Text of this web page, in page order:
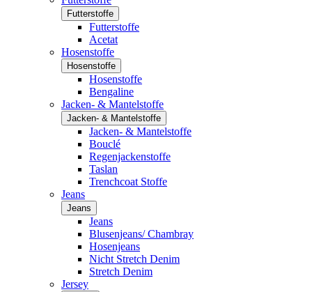
Futterstoffe
Futterstoffe
Acetat
Hosenstoffe
Hosenstoffe
Hosenstoffe
Bengaline
Jacken- & Mantelstoffe
Jacken- & Mantelstoffe
Jacken- & Mantelstoffe
Bouclé
Regenjackenstoffe
Taslan
Trenchcoat Stoffe
Jeans
Jeans
Jeans
Blusenjeans/ Chambray
Hosenjeans
Nicht Stretch Denim
Stretch Denim
Jersey